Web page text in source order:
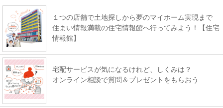
１つの店舗で土地探しから夢のマイホーム実現まで
住まい情報満載の住宅情報館へ行ってみよう！【住宅
情報館】
宅配サービスが気になるけれど、しくみは？
オンライン相談で質問＆プレゼントをもらおう